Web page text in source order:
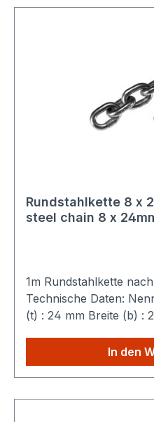
die höheren
Rundstahlkette 8 x
steel chain 8 x
1m Rundstahlkette
Technische Daten:
(t) : 24 mm Breite (b) :
Länge möglich. Sparen Sie Versandkosten: Egal
wie viele Produkte Sie
Versandkosten.
In den